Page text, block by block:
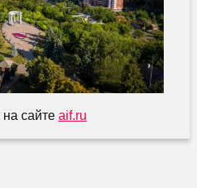
сайте aif.ru